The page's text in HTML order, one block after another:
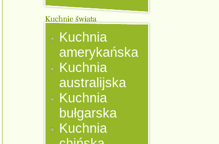
Kuchnia
amerykańska
Kuchnia
australijska
Kuchnia
bułgarska
Kuchnia